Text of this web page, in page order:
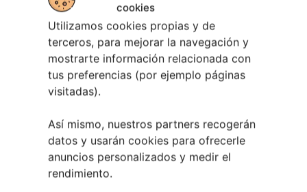
cookies
Utilizamos cookies propias y de
terceros, para mejorar la navegación y
mostrarte información relacionada con
tus preferencias (por ejemplo páginas
visitadas).
Así mismo, nuestros partners recogerán
datos y usarán cookies para ofrecerle
anuncios personalizados y medir el
rendimiento.
Berete Rock 2026 | Festival de Rock de
Chapela
28 julio, 2026